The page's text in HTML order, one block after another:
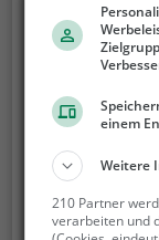
einem
Weitere
210 Partner
verarbeiten und